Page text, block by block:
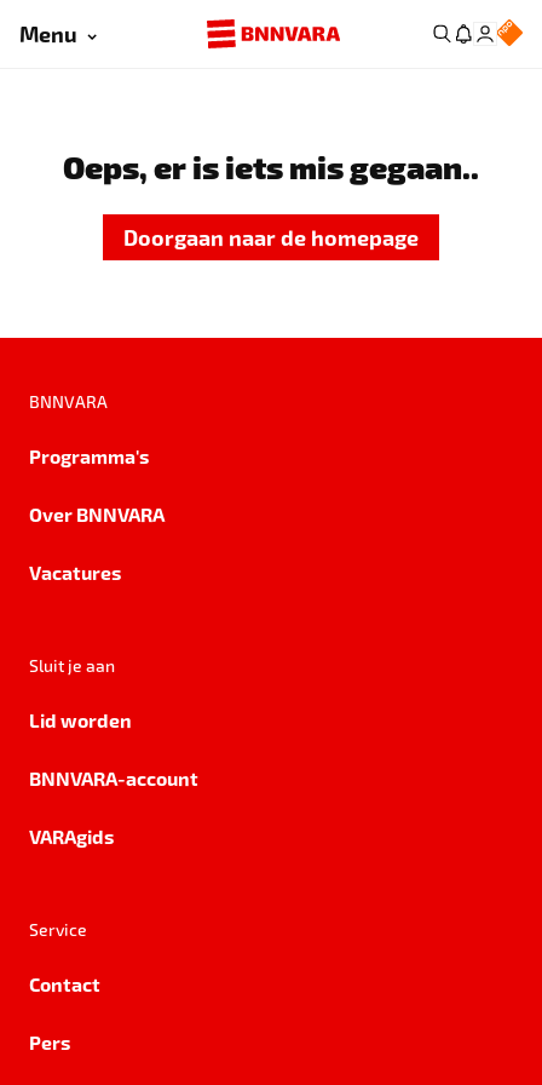
Menu
Oeps, er is iets mis gegaan..
Doorgaan naar de homepage
BNNVARA
Programma's
Over BNNVARA
Vacatures
Sluit je aan
Lid worden
BNNVARA-account
VARAgids
Service
Contact
Pers